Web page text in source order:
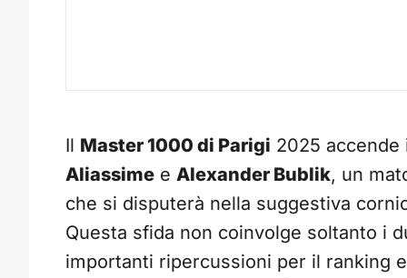
Il Master 1000 di Parigi 2025
Aliassime e Alexander Bublik, un
che si disputerà nella suggestiva
Questa sfida non coinvolge soltanto i
importanti ripercussioni per il ranking